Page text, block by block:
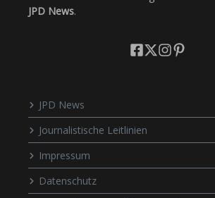
JPD News.
JPD News
Journalistische Leitlinien
Impressum
Datenschutz